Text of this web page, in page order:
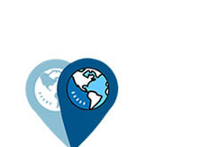
Pesquisar: